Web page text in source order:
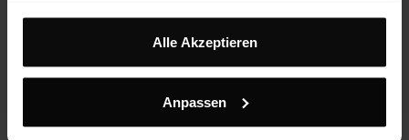
Alle Akzeptieren
Anpassen
Original Socks High Uni
Technische, leicht komprimierende Kniestrümpfe mit Woll-Anteil